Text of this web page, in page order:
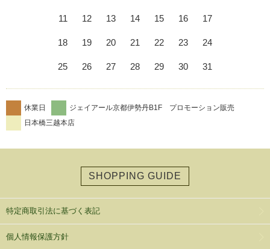
11 12 13 14 15 16 17
18 19 20 21 22 23 24
25 26 27 28 29 30 31
休業日
ジェイアール京都伊勢丹B1F プロモーション販売
日本橋三越本店
SHOPPING GUIDE
特定商取引法に基づく表記
個人情報保護方針